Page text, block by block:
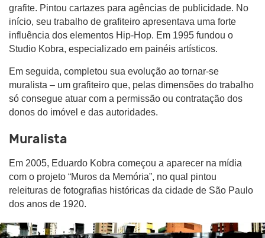
grafite. Pintou cartazes para agências de publicidade. No
início, seu trabalho de grafiteiro apresentava uma forte
influência dos elementos Hip-Hop. Em 1995 fundou o
Studio Kobra, especializado em painéis artísticos.
Em seguida, completou sua evolução ao tornar-se
muralista – um grafiteiro que, pelas dimensões do trabalho
só consegue atuar com a permissão ou contratação dos
donos do imóvel e das autoridades.
Muralista
Em 2005, Eduardo Kobra começou a aparecer na mídia
com o projeto “Muros da Memória”, no qual pintou
releituras de fotografias históricas da cidade de São Paulo
dos anos de 1920.